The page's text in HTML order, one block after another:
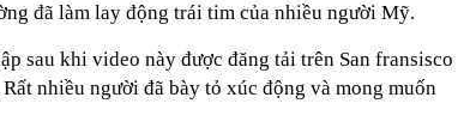
suất thiết kế, Hà Nội giải bài toán chống ngập ra
đã làm lay động trái tim của nhiều người Mỹ.
sau khi video này được đăng tải trên San fransisco
nhiều người đã bày tỏ xúc động và mong muốn